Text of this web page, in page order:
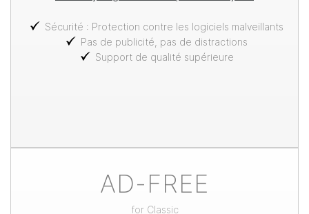
Sécurité : Protection contre les logiciels malveillants
Pas de publicité, pas de distractions
Support de qualité supérieure
AD-FREE
for Classic